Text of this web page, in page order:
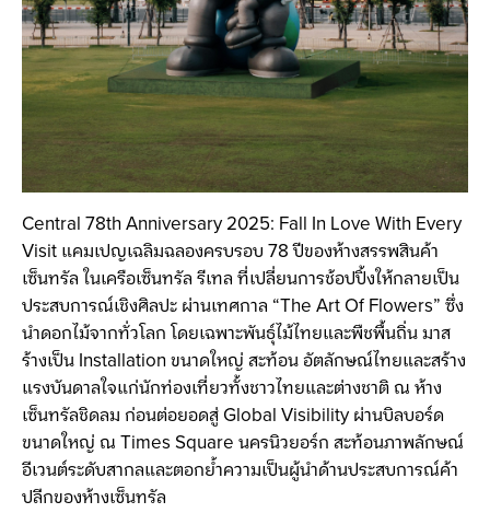
Central 78th Anniversary 2025: Fall In Love With Every
Visit แคมเปญเฉลิมฉลองครบรอบ 78 ปีของห้างสรรพสินค้า
เซ็นทรัล ในเครือเซ็นทรัล รีเทล ที่เปลี่ยนการช้อปปิ้งให้กลายเป็น
ประสบการณ์เชิงศิลปะ ผ่านเทศกาล “The Art Of Flowers” ซึ่ง
นำดอกไม้จากทั่วโลก โดยเฉพาะพันธุ์ไม้ไทยและพืชพื้นถิ่น มาส
ร้างเป็น Installation ขนาดใหญ่ สะท้อน อัตลักษณ์ไทยและสร้าง
แรงบันดาลใจแก่นักท่องเที่ยวทั้งชาวไทยและต่างชาติ ณ ห้าง
เซ็นทรัลชิดลม ก่อนต่อยอดสู่ Global Visibility ผ่านบิลบอร์ด
ขนาดใหญ่ ณ Times Square นครนิวยอร์ก สะท้อนภาพลักษณ์
อีเวนต์ระดับสากลและตอกย้ำความเป็นผู้นำด้านประสบการณ์ค้า
ปลีกของห้างเซ็นทรัล